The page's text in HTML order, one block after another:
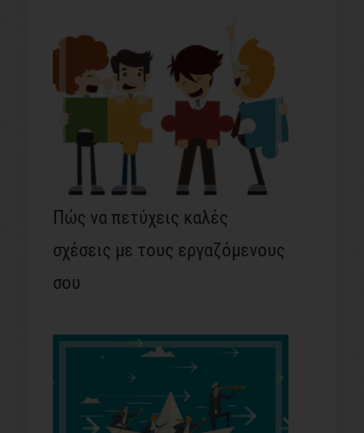
Πώς να πετύχεις καλές
σχέσεις με τους εργαζόμενους
σου